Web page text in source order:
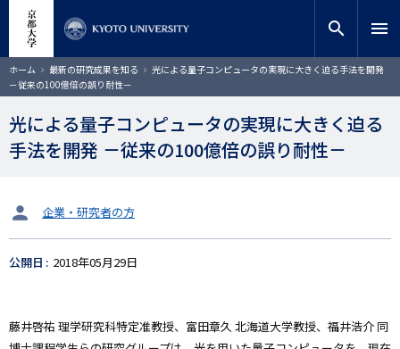
コ
テ
ン
ツ
に
サイト内検索
検索
search menu
ホーム 最新の研究成果を知る
光による量子コンピュータの実現に大きく迫る手法を開発
－従来の100億倍の誤り耐性－
光による量子コンピュータの実現に大きく迫る
手法を開発 －従来の100億倍の誤り耐性－
タ
ッ
企業・研究者の方
公開日 2018年05月29日
藤井啓祐 理学研究科特定准教授、富田章久 北海道大学教授、福井浩介 同